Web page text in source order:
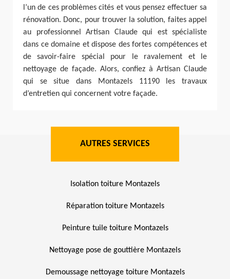
l’un de ces problèmes cités et vous pensez effectuer sa
rénovation. Donc, pour trouver la solution, faites appel
au professionnel Artisan Claude qui est spécialiste
dans ce domaine et dispose des fortes compétences et
de savoir-faire spécial pour le ravalement et le
nettoyage de façade. Alors, confiez à Artisan Claude
qui se situe dans Montazels 11190 les travaux
d’entretien qui concernent votre façade.
AUTRES SERVICES
Isolation toiture Montazels
Réparation toiture Montazels
Peinture tuile toiture Montazels
Nettoyage pose de gouttière Montazels
Demoussage nettoyage toiture Montazels